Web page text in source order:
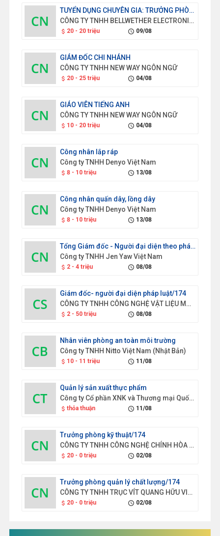
TUYỂN DỤNG CHUYÊN GIA: TRƯỞNG PHÒNG TÀI VỤ
CÔNG TY TNHH BELLWETHER ELECTRONICS (VIỆT NAM)
attach_money 20 - 20 triệu schedule 09/08
GIÁM ĐỐC CHI NHÁNH
CÔNG TY TNHH NEW WAY NGÔN NGỮ
attach_money 20 - 25 triệu schedule 04/08
GIÁO VIÊN TIẾNG ANH
CÔNG TY TNHH NEW WAY NGÔN NGỮ
attach_money 10 - 20 triệu schedule 04/08
Công nhân lắp ráp
Công ty TNHH Denyo Việt Nam
attach_money 8 - 10 triệu schedule 13/08
Công nhân quấn dây, lồng dây
Công ty TNHH Denyo Việt Nam
attach_money 8 - 10 triệu schedule 13/08
Tổng Giám đốc - Người đại diện theo pháp luật/174
Công ty TNHH Jen Yaw Việt Nam
attach_money 2 - 4 triệu schedule 08/08
Giám đốc- người đại diện pháp luật/174
CÔNG TY TNHH CÔNG NGHỆ VẬT LIỆU MỚI GOLD SEN
attach_money 2 - 50 triệu schedule 08/08
Nhân viên phòng an toàn môi trường
Công ty TNHH Nitto Việt Nam (Nhật Bản)
attach_money 10 - 11 triệu schedule 11/08
Quản lý sản xuất thực phẩm
Công ty Cổ phần XNK và Thương mại Quốc tế Hưng Thịnh
attach_money thỏa thuận schedule 11/08
Trưởng phòng kỹ thuật/174
CÔNG TY TNHH CÔNG NGHỆ CHÍNH HÒA HOẰNG GIAI VIỆT NAM
attach_money 20 - 0 triệu schedule 02/08
Trưởng phòng quản lý chất lượng/174
CÔNG TY TNHH TRỤC VÍT QUANG HỮU VIỆT NAM
attach_money 20 - 0 triệu schedule 02/08